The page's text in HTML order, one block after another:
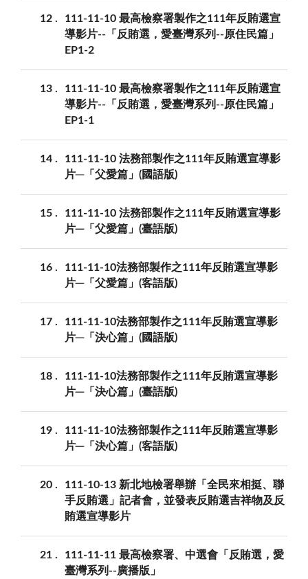
12
111-11-10 最高檢察署製作之111年反賄選宣
導影片--「反賄選，愛臺灣系列--原住民篇」
EP1-2
13
111-11-10 最高檢察署製作之111年反賄選宣
導影片--「反賄選，愛臺灣系列--原住民篇」
EP1-1
14
111-11-10 法務部製作之111年反賄選宣導影
片─「父愛篇」(國語版)
15
111-11-10 法務部製作之111年反賄選宣導影
片─「父愛篇」(臺語版)
16
111-11-10法務部製作之111年反賄選宣導影
片─「父愛篇」(客語版)
17
111-11-10法務部製作之111年反賄選宣導影
片─「決心篇」(國語版)
18
111-11-10法務部製作之111年反賄選宣導影
片─「決心篇」(臺語版)
19
111-11-10法務部製作之111年反賄選宣導影
片─「決心篇」(客語版)
20
111-10-13 新北地檢署舉辦「全民來相挺、聯
手反賄選」記者會，並發表反賄選吉祥物及反
賄選宣導影片
21
111-11-11 最高檢察署、中選會「反賄選，愛
臺灣系列--廣播版」